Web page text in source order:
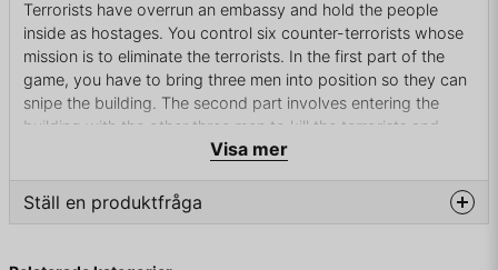
Terrorists have overrun an embassy and hold the people
inside as hostages. You control six counter-terrorists whose
mission is to eliminate the terrorists. In the first part of the
game, you have to bring three men into position so they can
snipe the building. The second part involves entering the
building with the other three men to kill the terrorists and
rescue the hostages. Depending on how well you positioned
Visa mer
Ställ en produktfråga
Fråga oss något om denna produkten...